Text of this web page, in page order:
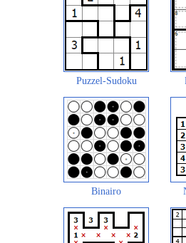
Puzzel-Sudoku
Binairo